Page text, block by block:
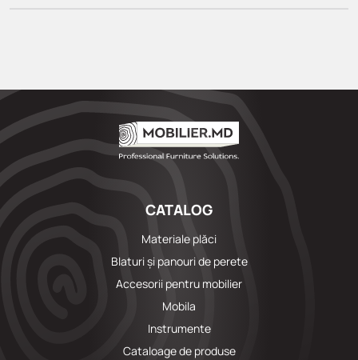
CATALOG
Materiale plăci
Blaturi și panouri de perete
Accesorii pentru mobilier
Mobila
Instrumente
Cataloage de produse